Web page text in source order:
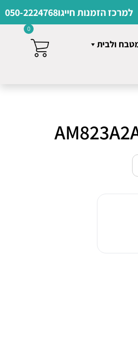
למרכז הזמנות חייגו050-2224768
ולבית
0